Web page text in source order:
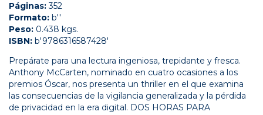
Páginas:352
Formato: b''
Peso: 0.438 kgs.
ISBN: b'9786316587428'
Prepárate para una lectura ingeniosa, trepidante y fresca.
Anthony McCarten, nominado en cuatro ocasiones a los
premios Óscar, nos presenta un thriller en el que examina
las consecuencias de la vigilancia generalizada y la pérdida
de privacidad en la era digital. DOS HORAS PARA